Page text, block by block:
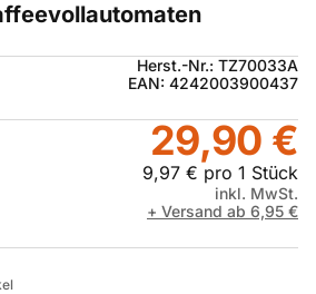
Herst.-Nr.: TZ70033A
EAN: 4242003900437
29,90 €
9,97 € pro 1 Stück
inkl. MwSt.
+ Versand ab 6,95 €